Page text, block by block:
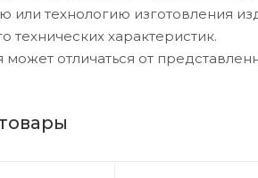
или технологию изготовления
технических характеристик.
может отличаться от